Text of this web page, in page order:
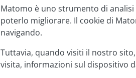
Matomo è uno strumento di analisi
poterlo migliorare. Il cookie di
navigando.
Tuttavia, quando visiti il nostro
visita, informazioni sul dispositivo